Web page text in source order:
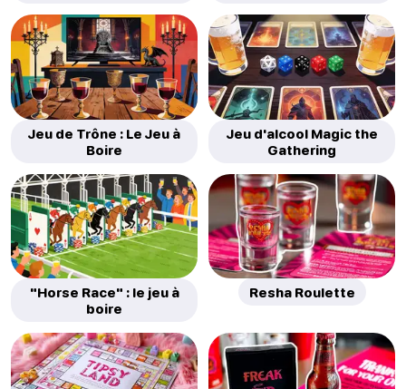
Jeu de Trône : Le Jeu à
Boire
Jeu d'alcool Magic the
Gathering
"Horse Race" : le jeu à
boire
Resha Roulette